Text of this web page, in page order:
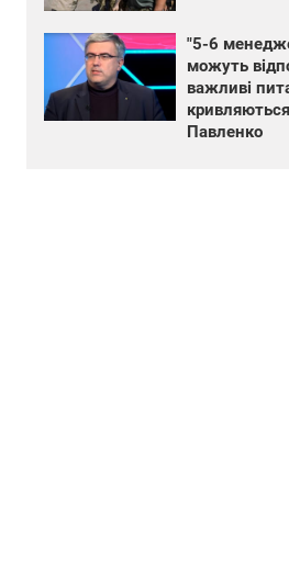
"5-6
можуть
важливі
Павленко